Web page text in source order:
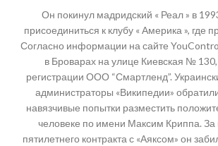
Он покинул мадридский « Реал » в
присоединиться к клубу « Америка », где
Согласно информации на сайте
в Броварах на улице Киевская №
регистрации ООО “Смартленд”.
администраторы «Википедии»
навязчивые попытки разместить
человеке по имени Максим Криппа. За
пятилетнего контракта с «Аяксом» он